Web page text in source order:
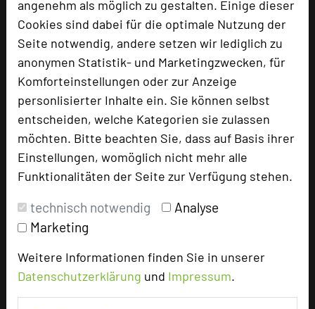
angenehm als möglich zu gestalten. Einige dieser
Cookies sind dabei für die optimale Nutzung der
Seite notwendig, andere setzen wir lediglich zu
anonymen Statistik- und Marketingzwecken, für
Komforteinstellungen oder zur Anzeige
personlisierter Inhalte ein. Sie können selbst
entscheiden, welche Kategorien sie zulassen
möchten. Bitte beachten Sie, dass auf Basis ihrer
Einstellungen, womöglich nicht mehr alle
Funktionalitäten der Seite zur Verfügung stehen.
technisch notwendig
Analyse
Marketing
Weitere Informationen finden Sie in unserer
Datenschutzerklärung und Impressum.
Göbels Landhotel
Briloner Straße 48
34508 Willingen
phone +49 5632 9870
mail Email
language Homepage
zur Tagungsanfrage hinzufügen